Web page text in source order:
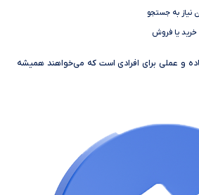
نیاز به جستجو
خرید یا فروش
و عملی برای افرادی است که می‌خواهند همیشه